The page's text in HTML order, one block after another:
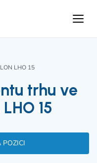
LHO 15
trhu ve
15
POZICI